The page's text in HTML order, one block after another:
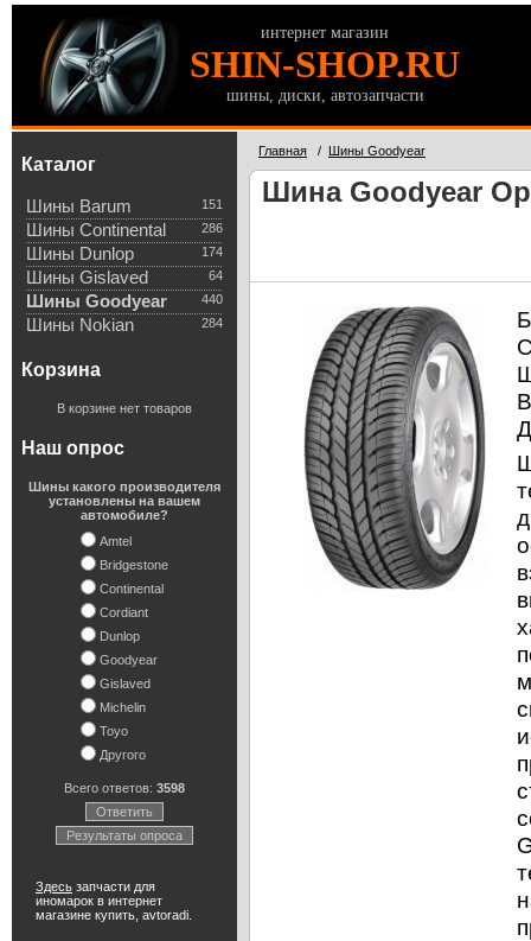
интернет магазин
SHIN-SHOP.RU
шины, диски, автозапчасти
Каталог
151
Шины Barum
286
Шины Continental
174
Шины Dunlop
64
Шины Gislaved
440
Шины Goodyear
284
Шины Nokian
Корзина
В корзине нет товаров
Наш опрос
Шины какого производителя
установлены на вашем
автомобиле?
Amtel
Bridgestone
Continental
Cordiant
Dunlop
Goodyear
Gislaved
Michelin
Toyo
Другого
Всего ответов: 3598
Ответить
Результаты опроса
Здесь запчасти для
иномарок в интернет
магазине купить, avtoradi.
Главная / Шины Goodyear
Шина Goodyear